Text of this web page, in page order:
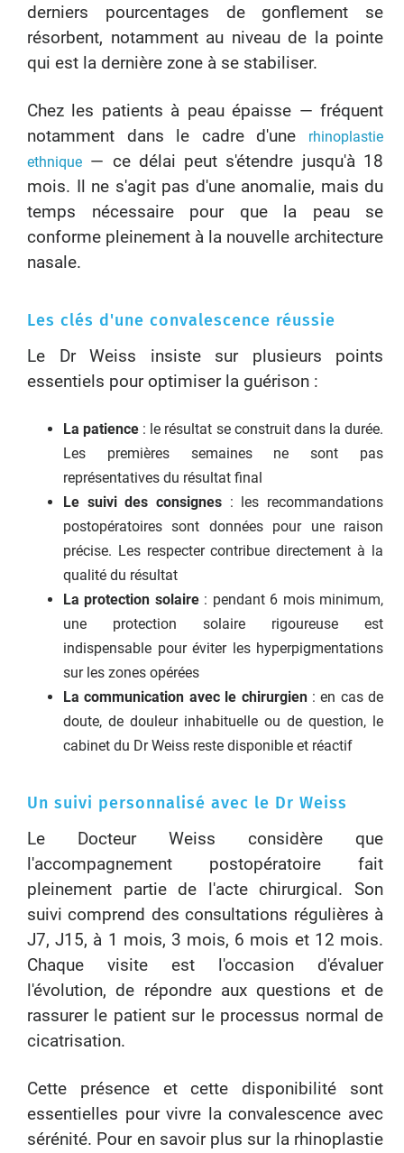
derniers pourcentages de gonflement se
résorbent, notamment au niveau de la pointe
qui est la dernière zone à se stabiliser.
Chez les patients à peau épaisse — fréquent
notamment dans le cadre d'une
rhinoplastie
ethnique — ce délai peut s'étendre jusqu'à 18
mois. Il ne s'agit pas d'une anomalie, mais du
temps nécessaire pour que la peau se
conforme pleinement à la nouvelle architecture
nasale.
Les clés d'une convalescence réussie
Le Dr Weiss insiste sur plusieurs points
essentiels pour optimiser la guérison :
La patience : le résultat se construit dans la durée.
Les premières semaines ne sont pas
représentatives du résultat final
Le suivi des consignes : les recommandations
postopératoires sont données pour une raison
précise. Les respecter contribue directement à la
qualité du résultat
La protection solaire: pendant 6 mois minimum,
une protection solaire rigoureuse est
indispensable pour éviter les hyperpigmentations
sur les zones opérées
La communication avec le chirurgien: en cas de
doute, de douleur inhabituelle ou de question, le
cabinet du Dr Weiss reste disponible et réactif
Un suivi personnalisé avec le Dr Weiss
Le Docteur Weiss considère que
l'accompagnement postopératoire fait
pleinement partie de l'acte chirurgical. Son
suivi comprend des consultations régulières à
J7, J15, à 1 mois, 3 mois, 6 mois et 12 mois.
Chaque visite est l'occasion d'évaluer
l'évolution, de répondre aux questions et de
rassurer le patient sur le processus normal de
cicatrisation.
Cette présence et cette disponibilité sont
essentielles pour vivre la convalescence avec
sérénité. Pour en savoir plus sur la rhinoplastie